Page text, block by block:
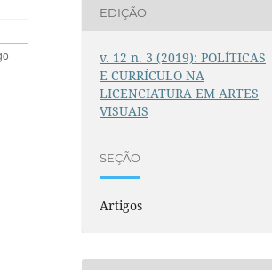
EDIÇÃO
v. 12 n. 3 (2019): POLÍTICAS
E CURRÍCULO NA
LICENCIATURA EM ARTES
VISUAIS
SEÇÃO
Artigos